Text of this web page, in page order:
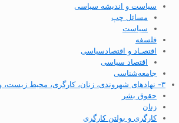
سیاست و اندیشه سیاسی
مسائل چپ
سیاست
فلسفه
اقتصـاد و اقتصاد‌سیاسی
اقتصاد سیاسی
جامعه‌شناسی
۳- نهادهای شهروندی، زنان، کارگری، محیط زیست، و حقوق بشر
حقوق بشر
زنان
کارگری و بولتن کارگری